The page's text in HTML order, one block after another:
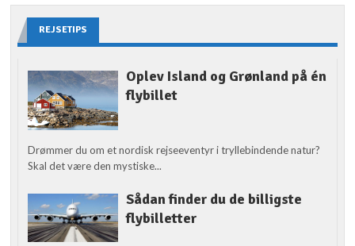
REJSETIPS
Oplev Island og Grønland på én
flybillet
Drømmer du om et nordisk rejseeventyr i tryllebindende natur?
Skal det være den mystiske...
Sådan finder du de billigste
flybilletter